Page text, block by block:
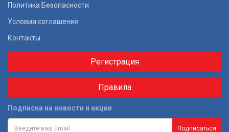
Политика Безопасности
Условия соглашения
Контакты
Регистрация
Правила
Подписка на новости и акции